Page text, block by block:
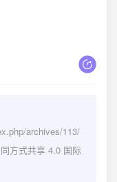
archives/113/
方式共享 4.0 国际